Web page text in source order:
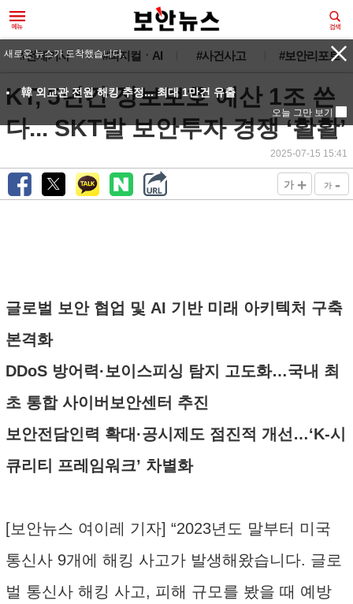
#전체기사 #피지컬ㆍAI #사건사고 #보안리포트
KT, 5년간 정보보호 예산 1조 쓴
다... SKT발 보안투자 경쟁 ‘활활’
2025-07-15 15:41
가 + 가 -
글로벌 보안 협업 및 AI 기반 미래 아키텍처 구축
본격화
DDoS 방어력·보이스피싱 탐지 고도화…국내 최
초 통합 사이버보안센터 추진
보안전담인력 확대·공시제도 점진적 개선…‘K-시
큐리티 프레임워크’ 차별화
[보안뉴스 여이레 기자] “2023년도 말부터 미국
통신사 9개에 해킹 사고가 발생해왔습니다. 글로
벌 통신사 해킹 사고, 피해 규모를 봤을 때 예방
새로운 뉴스가 도착했습니다.
韓 외교관 전원 해킹 추정... 최대 1만건 유출
오늘 그만 보기